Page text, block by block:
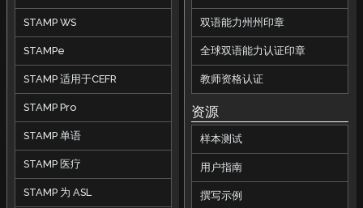
STAMP WS
STAMPe
STAMP 适用于CEFR
STAMP Pro
STAMP 单语
STAMP 医疗
STAMP 为 ASL
双语能力州州印章
全球双语能力认证印章
教师资格认证
资源
样本测试
用户指南
撰写示例